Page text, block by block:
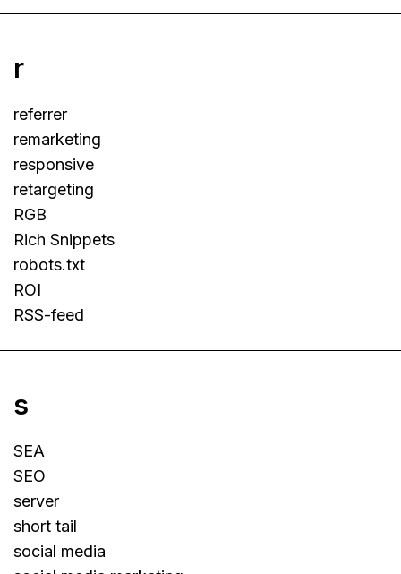
r
referrer
remarketing
responsive
retargeting
RGB
Rich Snippets
robots.txt
ROI
RSS-feed
s
SEA
SEO
server
short tail
social media